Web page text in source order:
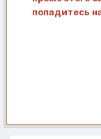
попадитесь